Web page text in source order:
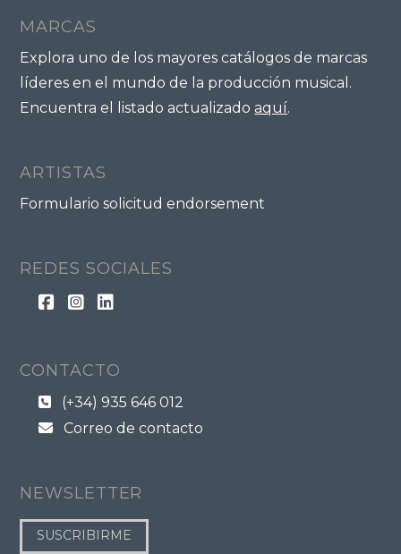
MARCAS
Explora uno de los mayores catálogos de marcas
líderes en el mundo de la producción musical.
Encuentra el listado actualizadoaquí.
ARTISTAS
Formulario solicitud endorsement
REDES SOCIALES
CONTACTO
(+34) 935 646 012
Correo de contacto
NEWSLETTER
SUSCRIBIRME